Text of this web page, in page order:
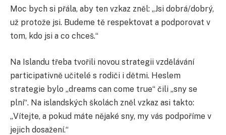
Moc bych si přála, aby ten vzkaz zněl: „Jsi dobrá/dobrý,
už protože jsi. Budeme tě respektovat a podporovat v
tom, kdo jsi a co chceš.“
Na Islandu třeba tvořili novou strategii vzdělávání
participativně učitelé s rodiči i dětmi. Heslem
strategie bylo „dreams can come true“ čili „sny se
plní“. Na islandských školách zněl vzkaz asi takto:
„Vítejte, a pokud máte nějaké sny, my vás podpoříme v
jejich dosažení.“